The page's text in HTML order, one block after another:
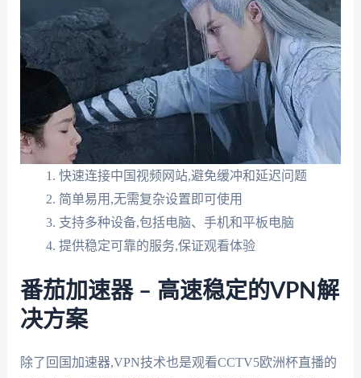
快速连接中国视频网站,避免缓冲和延迟问题
简单易用,无需复杂设置即可使用
支持多种设备,包括电脑、手机和平板电脑
提供稳定可靠的服务,保证观看体验
番茄加速器 – 高速稳定的VPN解
决方案
除了回国加速器,VPN技术也是观看CCTV5欧洲杯直播的